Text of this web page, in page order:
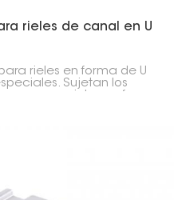
rieles de canal en U
rieles en forma de U
Sujetan los